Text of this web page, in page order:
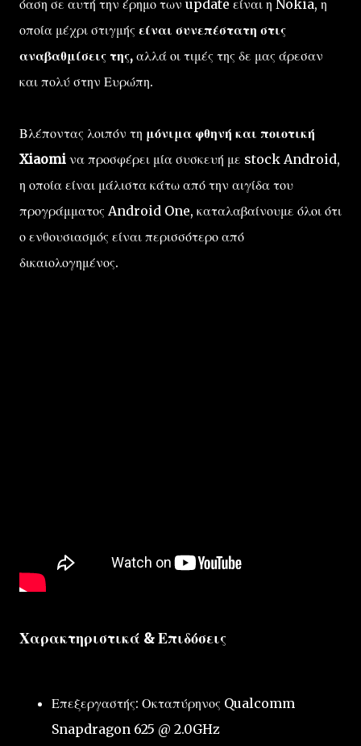
όαση σε αυτή την έρημο των update είναι η Nokia, η
οποία μέχρι στιγμής είναι συνεπέστατη στις
αναβαθμίσεις της, αλλά οι τιμές της δε μας άρεσαν
και πολύ στην Ευρώπη.
Βλέποντας λοιπόν τη μόνιμα φθηνή και ποιοτική
Xiaomi να προσφέρει μία συσκευή με stock Android,
η οποία είναι μάλιστα κάτω από την αιγίδα του
προγράμματος Android One, καταλαβαίνουμε όλοι ότι
ο ενθουσιασμός είναι περισσότερο από
δικαιολογημένος.
Χαρακτηριστικά & Επιδόσεις
Επεξεργαστής: Οκταπύρηνος Qualcomm
Snapdragon 625 @ 2.0GHz